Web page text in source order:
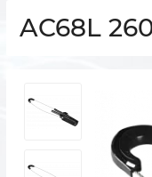
AC68L